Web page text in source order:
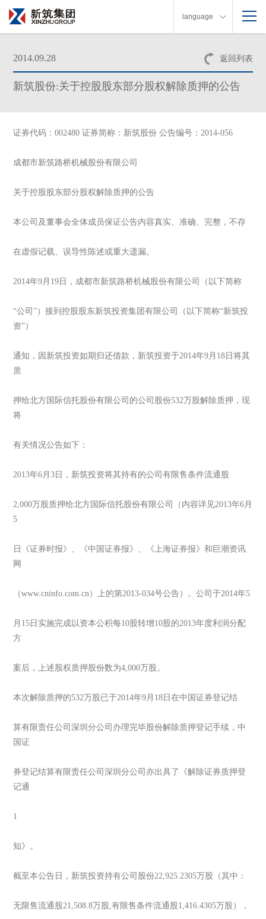
language
返回列表
2014.09.28
新筑股份:关于控股股东部分股权解除质押的公告
证券代码：002480 证券简称：新筑股份 公告编号：2014-056
成都市新筑路桥机械股份有限公司
关于控股股东部分股权解除质押的公告
本公司及董事会全体成员保证公告内容真实、准确、完整，不存
在虚假记载、误导性陈述或重大遗漏。
2014年9月19日，成都市新筑路桥机械股份有限公司（以下简称
“公司”）接到控股股东新筑投资集团有限公司（以下简称“新筑投
资”）
通知，因新筑投资如期归还借款，新筑投资于2014年9月18日将其
质
押给北方国际信托股份有限公司的公司股份532万股解除质押，现
将
有关情况公告如下：
2013年6月3日，新筑投资将其持有的公司有限售条件流通股
2,000万股质押给北方国际信托股份有限公司（内容详见2013年6月
5
日《证券时报》、《中国证券报》、《上海证券报》和巨潮资讯
网
（www.cninfo.com.cn）上的第2013-034号公告）。公司于2014年5
月15日实施完成以资本公积每10股转增10股的2013年度利润分配
方
案后，上述股权质押股份数为4,000万股。
本次解除质押的532万股已于2014年9月18日在中国证券登记结
算有限责任公司深圳分公司办理完毕股份解除质押登记手续，中
国证
券登记结算有限责任公司深圳分公司亦出具了《解除证券质押登
记通
1
知》。
截至本公告日，新筑投资持有公司股份22,925.2305万股（其中：
无限售流通股21,508.8万股,有限售条件流通股1,416.4305万股），